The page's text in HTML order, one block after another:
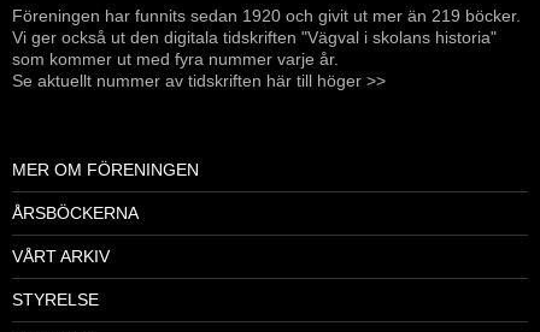
Föreningen har funnits sedan 1920 och givit ut mer än 219 böcker.
Vi ger också ut den digitala tidskriften "Vägval i skolans historia"
som kommer ut med fyra nummer varje år.
Se aktuellt nummer av tidskriften här till höger >>
MER OM FÖRENINGEN
ÅRSBÖCKERNA
VÅRT ARKIV
STYRELSE